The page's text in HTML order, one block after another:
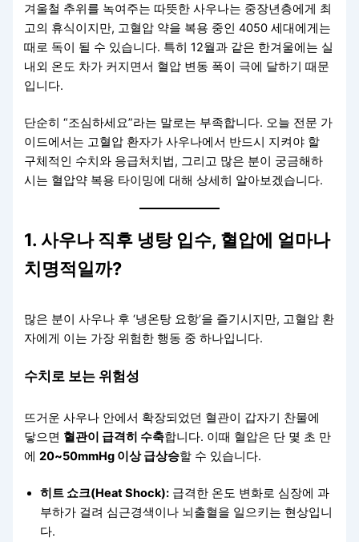
겨울철 추위를 녹여주는 따뜻한 사우나는 중장년층에게 최
고의 휴식이지만, 고혈압 약을 복용 중인 4050 세대에게는
때로 독이 될 수 있습니다. 특히 12월과 같은 한겨울에는 실
내외 온도 차가 커지면서 혈압 변동 폭이 극에 달하기 때문
입니다.
단순히 “조심하세요”라는 말로는 부족합니다. 오늘 전문 가
이드에서는 고혈압 환자가 사우나에서 반드시 지켜야 할
구체적인 수치와 응급처치법, 그리고 많은 분이 궁금해하
시는 혈압약 복용 타이밍에 대해 상세히 알아보겠습니다.
1. 사우나 직후 냉탕 입수, 혈압에 얼마나
치명적일까?
많은 분이 사우나 후 ‘냉온탕 요항’을 즐기시지만, 고혈압 환
자에게 이는 가장 위험한 행동 중 하나입니다.
수치로 보는 위험성
뜨거운 사우나 안에서 확장되었던 혈관이 갑자기 찬물에
닿으면 혈관이 급격히 수축합니다. 이때 혈압은 단 몇 초 만
에20~50mmHg 이상 급상승할 수 있습니다.
히트 쇼크(Heat Shock): 급격한 온도 변화로 심장에 과
부하가 걸려 심근경색이나 뇌출혈을 일으키는 현상입니
다.